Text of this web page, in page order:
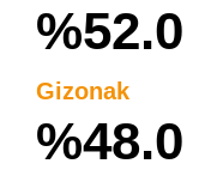
%52.0
Gizonak
%48.0